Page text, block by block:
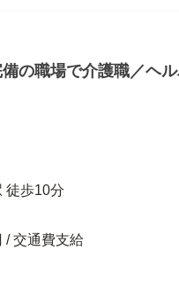
の職場で介護職／ヘ
徒歩10分
/ 交通費支給